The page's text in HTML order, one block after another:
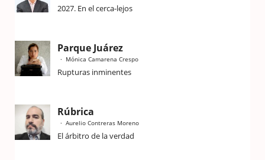
2027. En el cerca-lejos
Parque Juárez
Mónica Camarena Crespo
Rupturas inminentes
Rúbrica
Aurelio Contreras Moreno
El árbitro de la verdad